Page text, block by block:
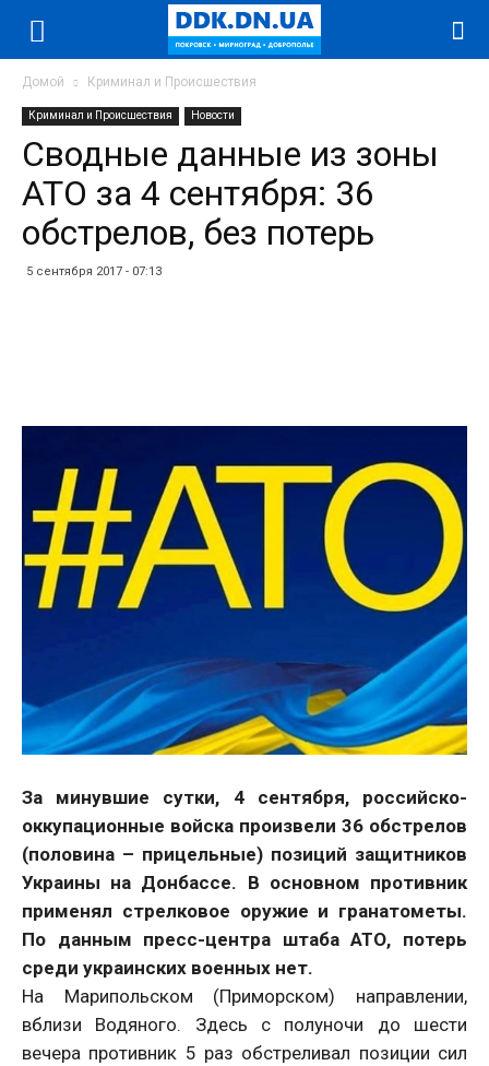
Домой Криминал и Происшествия
Криминал и Происшествия Новости
Сводные данные из зоны
АТО за 4 сентября: 36
обстрелов, без потерь
5 сентября 2017 - 07:13
За минувшие сутки, 4 сентября, российско-
оккупационные войска произвели 36 обстрелов
(половина – прицельные) позиций защитников
Украины на Донбассе. В основном противник
применял стрелковое оружие и гранатометы.
По данным пресс-центра штаба АТО, потерь
среди украинских военных нет.
На Марипольском (Приморском) направлении,
вблизи Водяного. Здесь с полуночи до шести
вечера противник 5 раз обстреливал позиции сил